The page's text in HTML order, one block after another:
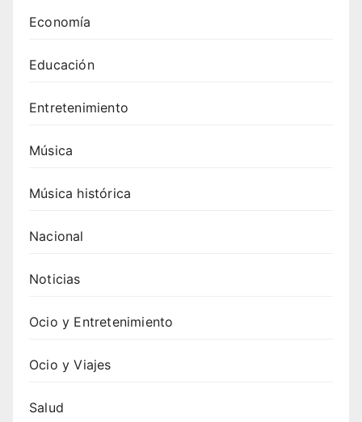
Economía
Educación
Entretenimiento
Música
Música histórica
Nacional
Noticias
Ocio y Entretenimiento
Ocio y Viajes
Salud